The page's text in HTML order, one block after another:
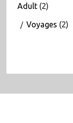
Adult(2)
Voyages (2)